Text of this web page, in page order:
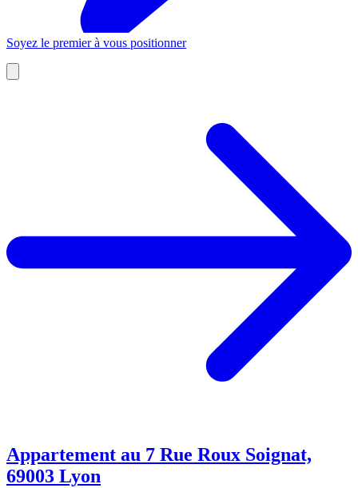
Soyez le premier à vous positionner
Appartement au 7 Rue Roux Soignat,
69003 Lyon